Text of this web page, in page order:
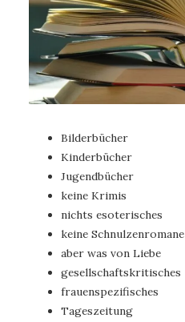
Bilderbücher
Kinderbücher
Jugendbücher
keine Krimis
nichts esoterisches
keine Schnulzenromane
aber was von Liebe
gesellschaftskritisches
frauenspezifisches
Tageszeitung